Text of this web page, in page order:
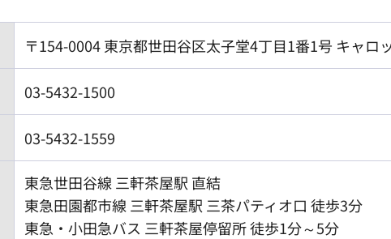
〒154-0004 東京都世田谷区太子堂4丁目1番1号 キャロ
03-5432-1500
03-5432-1559
東急世田谷線 三軒茶屋駅 直結
東急田園都市線 三軒茶屋駅 三茶パティオ口 徒歩3分
東急・小田急バス 三軒茶屋停留所 徒歩1分～5分